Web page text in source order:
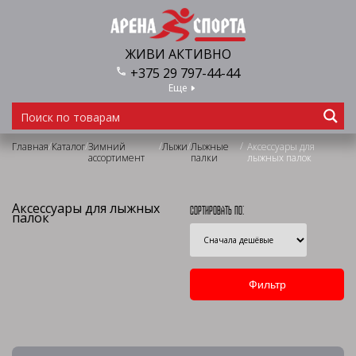
ЖИВИ АКТИВНО
+375 29 797-44-44
Еще
Главная/Каталог/Зимний
ассортимент
/Лыжи/Лыжные
палки
/ Аксессуары для
лыжных палок
Аксессуары для лыжных
палок Сортировать по: